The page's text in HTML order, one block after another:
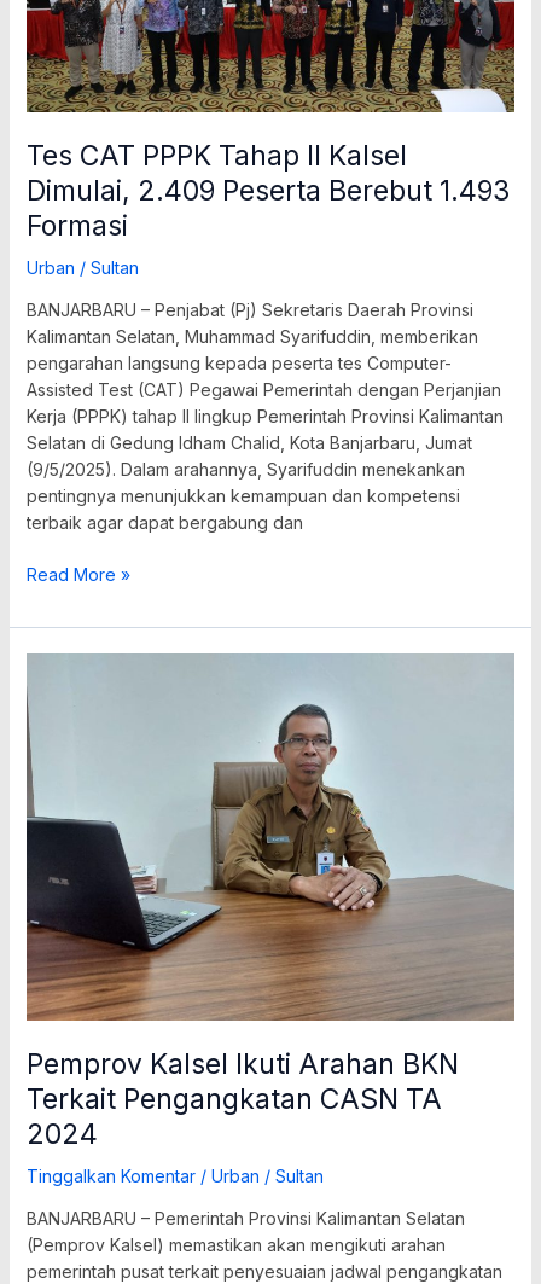
Tes CAT PPPK Tahap II Kalsel
Dimulai, 2.409 Peserta Berebut 1.493
Formasi
Urban / Sultan
BANJARBARU – Penjabat (Pj) Sekretaris Daerah Provinsi
Kalimantan Selatan, Muhammad Syarifuddin, memberikan
pengarahan langsung kepada peserta tes Computer-
Assisted Test (CAT) Pegawai Pemerintah dengan Perjanjian
Kerja (PPPK) tahap II lingkup Pemerintah Provinsi Kalimantan
Selatan di Gedung Idham Chalid, Kota Banjarbaru, Jumat
(9/5/2025). Dalam arahannya, Syarifuddin menekankan
pentingnya menunjukkan kemampuan dan kompetensi
terbaik agar dapat bergabung dan
Peserta
Berebut
1.493
Formasi
Read More »
Pemprov Kalsel Ikuti Arahan BKN
Terkait Pengangkatan CASN TA
2024
Tinggalkan Komentar / Urban / Sultan
BANJARBARU – Pemerintah Provinsi Kalimantan Selatan
(Pemprov Kalsel) memastikan akan mengikuti arahan
pemerintah pusat terkait penyesuaian jadwal pengangkatan
Kalsel
Ikuti
Arahan
BKN
Terkait
Pengangkatan